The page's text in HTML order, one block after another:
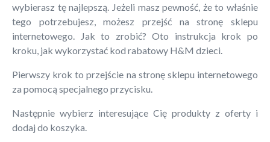
wybierasz tę najlepszą. Jeżeli masz pewność, że to właśnie
tego potrzebujesz, możesz przejść na stronę sklepu
internetowego. Jak to zrobić? Oto instrukcja krok po
kroku, jak wykorzystać kod rabatowy H&M dzieci.
Pierwszy krok to przejście na stronę sklepu internetowego
za pomocą specjalnego przycisku.
Następnie wybierz interesujące Cię produkty z oferty i
dodaj do koszyka.